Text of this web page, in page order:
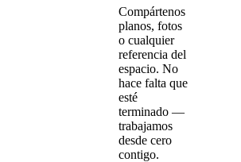
Compártenos
planos, fotos
o cualquier
referencia del
espacio. No
hace falta que
esté
terminado —
trabajamos
desde cero
contigo.